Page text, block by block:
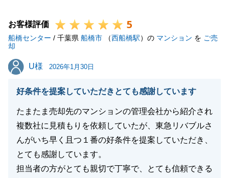
今後とも何卒よろしくお願いいたします。
お客様評価 5
船橋センター / 千葉県 船橋市 （西船橋駅）の マンション を ご売
却
U様
U様 2026年1月30日
好条件を提案していただきとても感謝しています
たまたま売却先のマンションの管理会社から紹介され
複数社に見積もりを依頼していたが、東急リバブルさ
んがいち早く且つ１番の好条件を提案していただき、
とても感謝しています。
担当者の方がとても親切で丁寧で、とても信頼できる